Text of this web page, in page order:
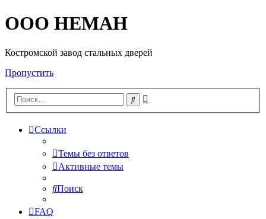
OOO HEMAH
Костромской завод стальных дверей
Пропустить
Поиск
Ссылки
Темы без ответов
Активные темы
Поиск
FAQ